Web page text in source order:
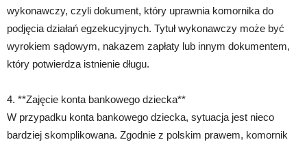
wykonawczy, czyli dokument, który uprawnia komornika do
podjęcia działań egzekucyjnych. Tytuł wykonawczy może być
wyrokiem sądowym, nakazem zapłaty lub innym dokumentem,
który potwierdza istnienie długu.
4. **Zajęcie konta bankowego dziecka**
W przypadku konta bankowego dziecka, sytuacja jest nieco
bardziej skomplikowana. Zgodnie z polskim prawem, komornik